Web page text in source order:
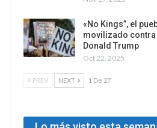
«No Kings”, el
movilizado
Donald Trump
Oct 22, 2025
PREV NEXT 1 De 27